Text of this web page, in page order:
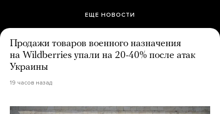
ЕЩЕ НОВОСТИ
Продажи товаров военного назначения
на Wildberries упали на 20-40% после атак
Украины
19 часов назад